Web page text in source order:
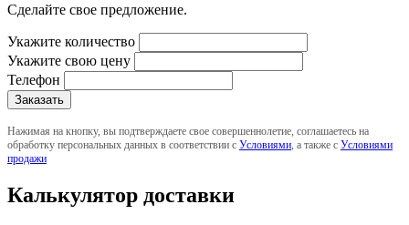
Сделайте свое предложение.
Укажите количество
Укажите свою цену
Телефон
Нажимая на кнопку, вы подтверждаете свое совершеннолетие, соглашаетесь на
обработку персональных данных в соответствии с Условиями , а также с Условиями
продажи
Калькулятор доставки